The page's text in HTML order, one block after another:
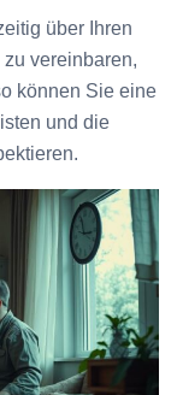
über Ihren
vereinbaren,
können Sie eine
und die